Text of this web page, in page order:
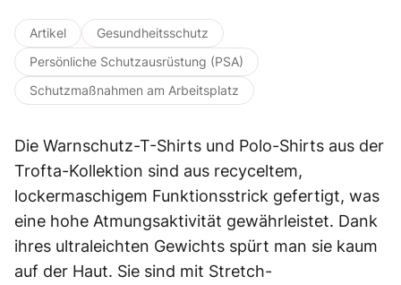
Artikel
Gesundheitsschutz
Persönliche Schutzausrüstung (PSA)
Schutzmaßnahmen am Arbeitsplatz
Die Warnschutz-T-Shirts und Polo-Shirts aus der
Trofta-Kollektion sind aus recyceltem,
lockermaschigem Funktionsstrick gefertigt, was
eine hohe Atmungsaktivität gewährleistet. Dank
ihres ultraleichten Gewichts spürt man sie kaum
auf der Haut. Sie sind mit Stretch-